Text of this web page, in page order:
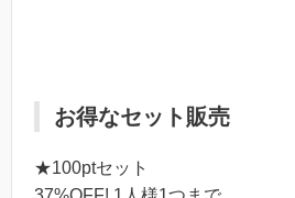
お得なセット販売
★100ptセット